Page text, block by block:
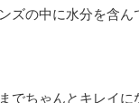
ズの中に水分を含ん
でちゃんとキレイに